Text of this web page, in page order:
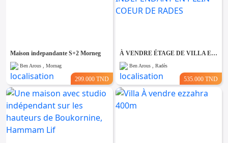
Maison indepandante S+2 Morneg
Ben Arous , Mornag
299.000 TND
À VENDRE ÉTAGE DE VILLA EN RDC INDÉPENDANT EN PLEIN COEUR DE RADES
Ben Arous , Radès
535.000 TND